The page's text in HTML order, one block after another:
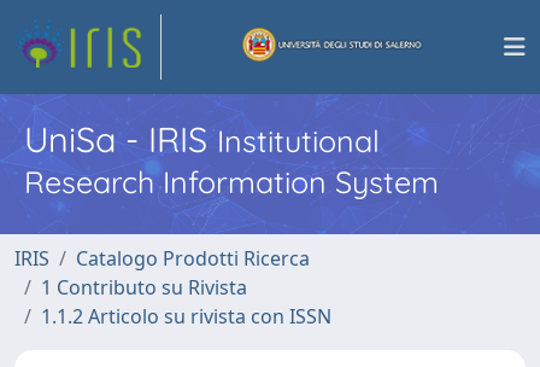
UniSa - IRISInstitutional
Research Information System
IRIS
Catalogo Prodotti Ricerca
1 Contributo su Rivista
1.1.2 Articolo su rivista con ISSN